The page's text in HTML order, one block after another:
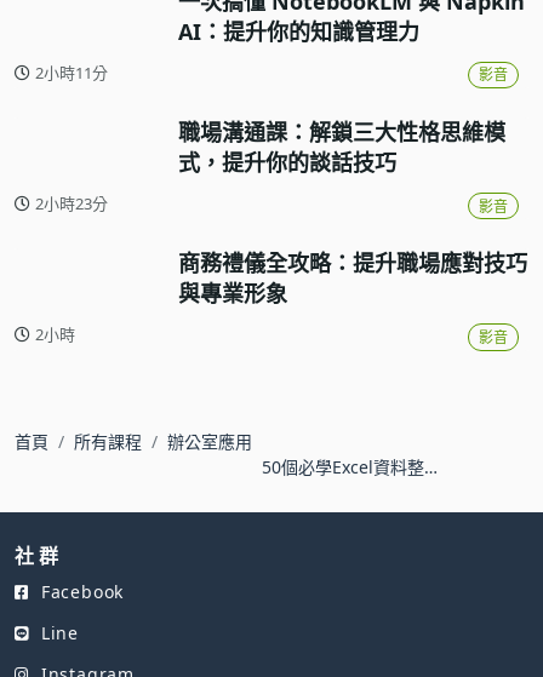
AI：提升你的知識管理力
2小時11分 影音
職場溝通課：解鎖三大性格思維模
式，提升你的談話技巧
2小時23分 影音
商務禮儀全攻略：提升職場應對技巧
與專業形象
2小時 影音
首頁 所有課程
辦公室應用
50個必學Excel資料整理
社 群
Facebook
Line